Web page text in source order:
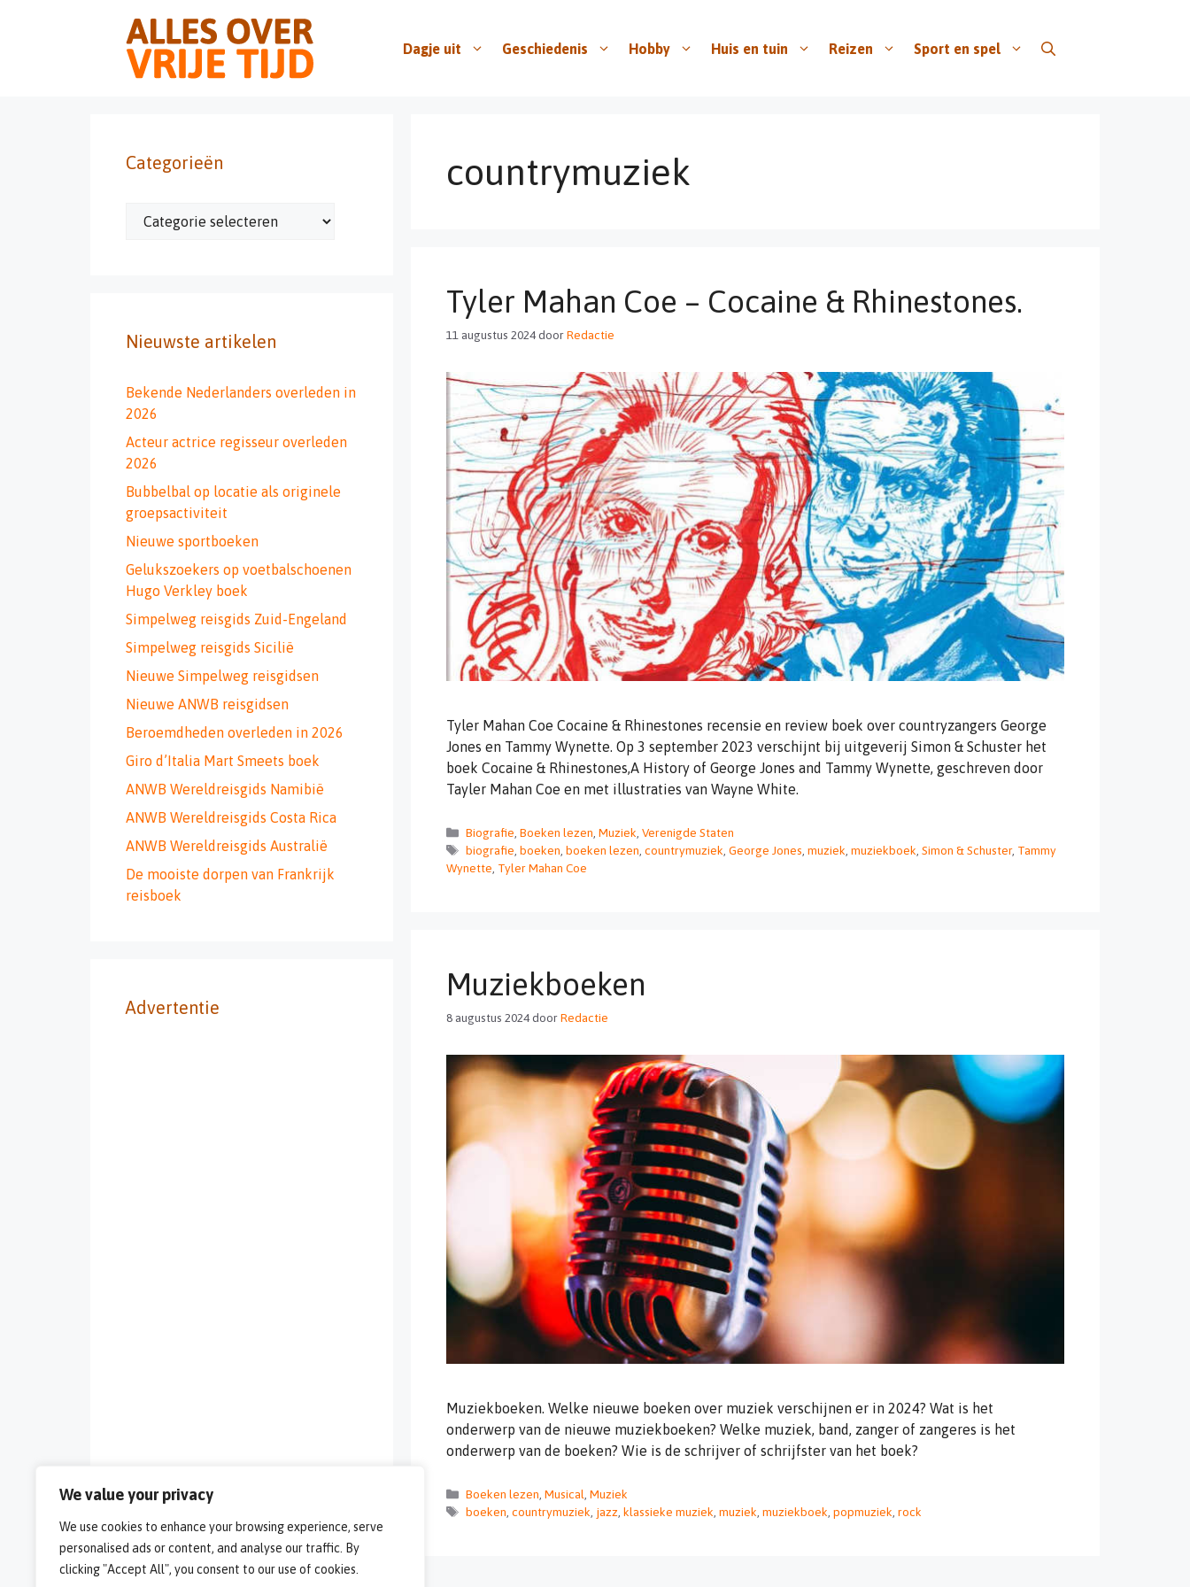
We value your privacy
We use cookies to enhance your browsing experience, serve
personalised ads or content, and analyse our traffic. By
clicking "Accept All", you consent to our use of cookies.
Dagje uit Geschiedenis Hobby Huis en tuin Reizen Sport en spel
countrymuziek
Tyler Mahan Coe – Cocaine & Rhinestones.
11 augustus 2024doorRedactie
Tyler Mahan Coe Cocaine & Rhinestones recensie en review boek over countryzangers George
Jones en Tammy Wynette. Op 3 september 2023 verschijnt bij uitgeverij Simon & Schuster het
boek Cocaine & Rhinestones,A History of George Jones and Tammy Wynette, geschreven door
Tayler Mahan Coe en met illustraties van Wayne White.
Categorieën
Biografie Boeken lezen Muziek Verenigde Staten
Tags
biografie boeken boeken lezen countrymuziek George Jones muziek muziekboek Simon & Schuster, Tammy
Wynette Tyler Mahan Coe
Muziekboeken
8 augustus 2024doorRedactie
Muziekboeken. Welke nieuwe boeken over muziek verschijnen er in 2024? Wat is het
onderwerp van de nieuwe muziekboeken? Welke muziek, band, zanger of zangeres is het
onderwerp van de boeken? Wie is de schrijver of schrijfster van het boek?
Categorieën
Boeken lezen Musical Muziek
Tags
boeken countrymuziek jazz klassieke muziek muziek muziekboek popmuziek rock
Categorieën
Categorieën
Nieuwste artikelen
Bekende Nederlanders overleden in
2026
Acteur actrice regisseur overleden
2026
Bubbelbal op locatie als originele
groepsactiviteit
Nieuwe sportboeken
Gelukszoekers op voetbalschoenen
Hugo Verkley boek
Simpelweg reisgids Zuid-Engeland
Simpelweg reisgids Sicilië
Nieuwe Simpelweg reisgidsen
Nieuwe ANWB reisgidsen
Beroemdheden overleden in 2026
Giro d’Italia Mart Smeets boek
ANWB Wereldreisgids Namibië
ANWB Wereldreisgids Costa Rica
ANWB Wereldreisgids Australië
De mooiste dorpen van Frankrijk
reisboek
Advertentie